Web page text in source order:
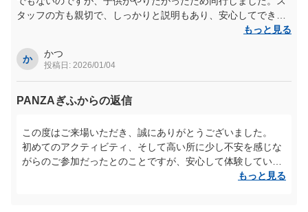
タッフの方も親切で、しっかりと説明もあり、安心してできま
した。はじめは緊張しましたが、終わった時には達成感があり
レイしていました。楽しかったのでまたやりたいそうです。
もっと見る
か かつ
投稿日: 2026/01/04
PANZAぎふからの返信
この度はご来場いただき、誠にありがとうございました。
初めてのアクティビティ、そして高い所に少し不安を感じな
がらのご参加だったとのことですが、安心して体験していた
もっと見る